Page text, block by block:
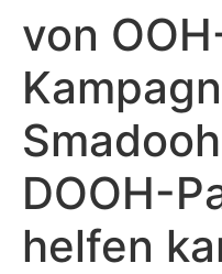
von
DOOH-
helfen